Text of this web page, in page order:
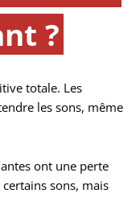
?
totale. Les
les sons, même
ont une perte
sons, mais